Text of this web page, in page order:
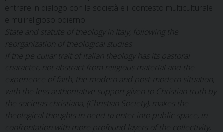
entrare in dialogo con la società e il contesto multiculturale
e mulireligioso odierno.
State and statute of theology in Italy, following the
reorganization of theological studies
If the pe culiar trait of Italian theology has its pastoral
character, not abstract from religious material and the
experience of faith, the modern and post-modern situation,
with the less authoritative support given to Christian truth by
the societas christiana, (Christian Society), makes the
theological thoughts in need to enter into public space, in
confrontation with more profound layers of the collectivity,